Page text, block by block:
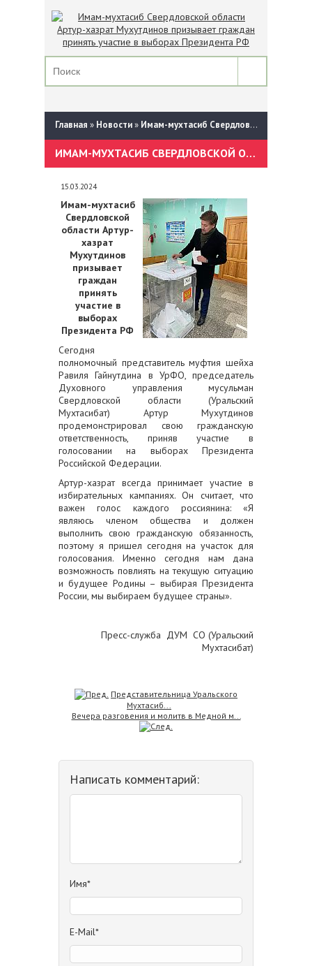
Главная » Новости» Имам-мухтасиб Свердловской области Артур-хазрат Мухутдинов призывает граждан принять участие в выборах Президента РФ
ИМАМ-МУХТАСИБ СВЕРДЛОВСКОЙ ОБЛАСТИ АРТУР-ХАЗРАТ МУХУТДИНОВ ПРИЗЫВАЕТ ГРАЖДАН ПРИНЯТЬ УЧАСТИЕ В ВЫБОРАХ ПРЕЗИДЕНТА РФ
15.03.2024
Имам-мухтасиб
Свердловской
области Артур-
хазрат
Мухутдинов
призывает
граждан
принять
участие в
выборах
Президента РФ
Сегодня
полномочный представитель муфтия шейха
Равиля Гайнутдина в УрФО, председатель
Духовного управления мусульман
Свердловской области (Уральский
Мухтасибат) Артур Мухутдинов
продемонстрировал свою гражданскую
ответственность, приняв участие в
голосовании на выборах Президента
Российской Федерации.
Артур-хазрат всегда принимает участие в
избирательных кампаниях. Он считает, что
важен голос каждого россиянина: «Я
являюсь членом общества и должен
выполнить свою гражданскую обязанность,
поэтому я пришел сегодня на участок для
голосования. Именно сегодня нам дана
возможность повлиять на текущую ситуацию
и будущее Родины – выбирая Президента
России, мы выбираем будущее страны».
Пресс-служба ДУМ СО (Уральский
Мухтасибат)
Представительница Уральского
Мухтасиб...
Вечера разговения и молитв в Медной м...
Написать комментарий:
Имя*
E-Mail*